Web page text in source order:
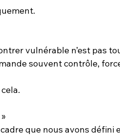
vulnérable n’est pas
souvent contrôle,
que nous avons défini